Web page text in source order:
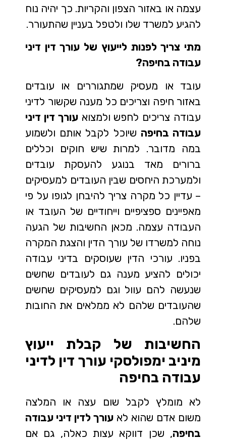
עצמה או באזור הצפון והקריות. כך יהיה נוח
להגיע למשרד שלו ולטפל בעניין שהתעורר.
מתי צריך לפנות לייעוץ של עורך דין דיני
עבודה בחיפה?
עובד או מעסיק שמתגוררים או עובדים
באזור חיפה וצריכים כל מענה שקשור לדיני
עבודה צריכים לחפש ולמצואעורך דין דיני
עבודה בחיפה שיוכל לקבל אותם ולשמוע
במה מדובר. למרות שיש חוקים וכללים
ברורים מאד בנוגע להעסקת עובדים
ולמערכת היחסים שבין העובדים למעסיקים
– עדיין כל מקרה צריך להיבחן לגופו על פי
מאפיינים ספציפיים וייחודיים של העובד או
העבודה עצמה. מכאן החשיבות של הגעה
נוחה למשרדו של עורך הדין והצגת המקרה
בפניו. עורכי הדין שעוסקים בדיני עבודה
יכולים להציע מענה גם לעובדים שחשים
שנעשה להם עוול וגם למעסיקים שחשים
שהעובדים שלהם לא ממלאים את החובות
שלהם.
החשיבות של קבלת ייעוץ
מיניב ימפולסקי עורך דין לדיני
עבודה בחיפה
לא מומלץ לקבל שום עצה או המלצה
משום אדם שהוא לא עורך לדין דיני עבודה
בחיפה, שכן דווקא עצות כאלה, גם אם